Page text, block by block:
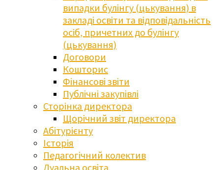
випадки булінгу (цькування) в
закладі освіти та відповідальність
осіб, причетних до булінгу
(цькування)
Договори
Кошторис
Фінансові звіти
Публічні закупівлі
Сторінка директора
Щорічний звіт директора
Абітурієнту
Історія
Педагогічний колектив
Дуальна освіта